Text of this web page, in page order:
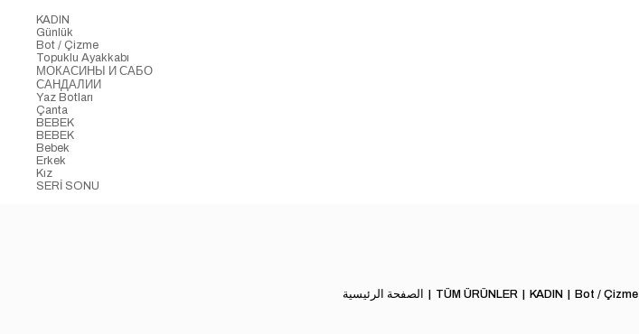
KADIN
Günlük
Bot / Çizme
Topuklu Ayakkabı
МОКАСИНЫ И САБО
САНДАЛИИ
Yaz Botları
Çanta
BEBEK
BEBEK
Bebek
Erkek
Kız
SERİ SONU
الصفحة الرئيسية TÜM ÜRÜNLER KADIN Bot / Çizme